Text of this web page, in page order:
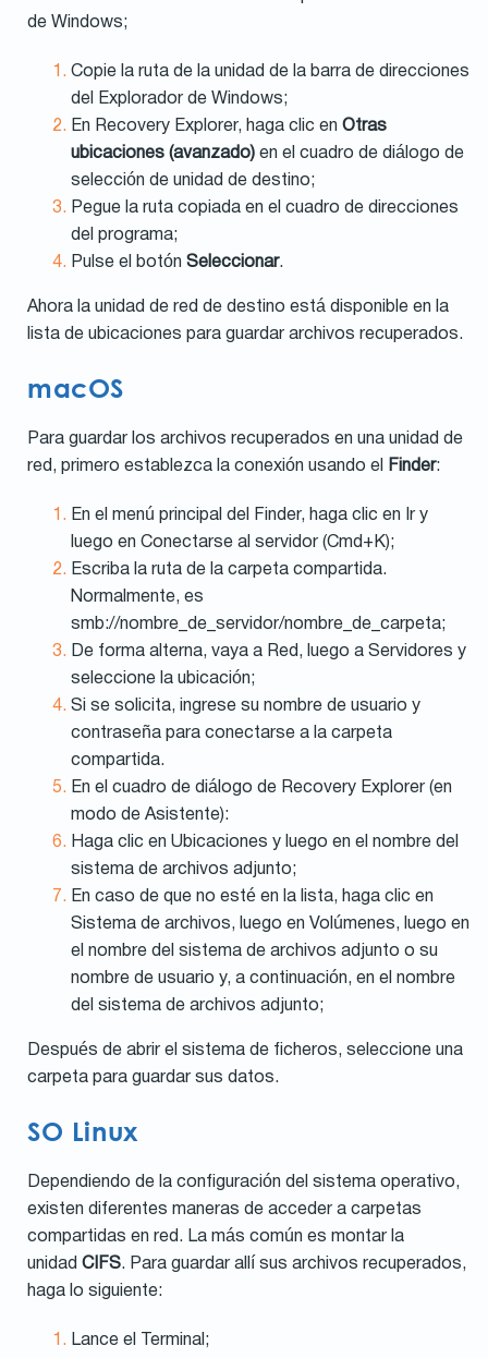
de Windows;
Copie la ruta de la unidad de la barra de direcciones
del Explorador de Windows;
En Recovery Explorer, haga clic en Otras
ubicaciones (avanzado) en el cuadro de diálogo de
selección de unidad de destino;
Pegue la ruta copiada en el cuadro de direcciones
del programa;
Pulse el botón Seleccionar.
Ahora la unidad de red de destino está disponible en la
lista de ubicaciones para guardar archivos recuperados.
macOS
Para guardar los archivos recuperados en una unidad de
red, primero establezca la conexión usando el
Finder:
En el menú principal del Finder, haga clic en Ir y
luego en Conectarse al servidor (Cmd+K);
Escriba la ruta de la carpeta compartida.
Normalmente, es
smb://nombre_de_servidor/nombre_de_carpeta;
De forma alterna, vaya a Red, luego a Servidores y
seleccione la ubicación;
Si se solicita, ingrese su nombre de usuario y
contraseña para conectarse a la carpeta
compartida.
En el cuadro de diálogo de Recovery Explorer (en
modo de Asistente):
Haga clic en Ubicaciones y luego en el nombre del
sistema de archivos adjunto;
En caso de que no esté en la lista, haga clic en
Sistema de archivos, luego en Volúmenes, luego en
el nombre del sistema de archivos adjunto o su
nombre de usuario y, a continuación, en el nombre
del sistema de archivos adjunto;
Después de abrir el sistema de ficheros, seleccione una
carpeta para guardar sus datos.
SO Linux
Dependiendo de la configuración del sistema operativo,
existen diferentes maneras de acceder a carpetas
compartidas en red. La más común es montar la
unidad CIFS. Para guardar allí sus archivos recuperados,
haga lo siguiente:
Lance el Terminal;